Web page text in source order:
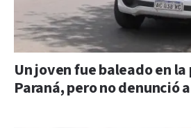
Un joven fue baleado en la
Paraná, pero no denunció